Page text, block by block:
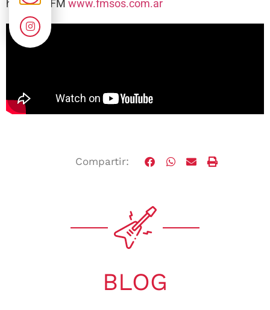
hs. 105.1FM www.fmsos.com.ar
Compartir:
BLOG